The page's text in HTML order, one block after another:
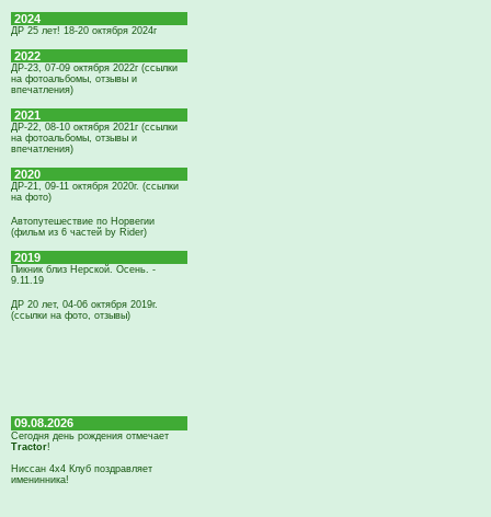
2024
ДР 25 лет! 18-20 октября 2024г
2022
ДР-23, 07-09 октября 2022г (ссылки
на фотоальбомы, отзывы и
впечатления)
2021
ДР-22, 08-10 октября 2021г (ссылки
на фотоальбомы, отзывы и
впечатления)
2020
ДР-21, 09-11 октября 2020г. (ссылки
на фото)
Автопутешествие по Норвегии
(фильм из 6 частей by Rider)
2019
Пикник близ Нерской. Осень. -
9.11.19
ДР 20 лет, 04-06 октября 2019г.
(ссылки на фото, отзывы)
09.08.2026
Сегодня день рождения отмечает
Tractor!
Ниссан 4х4 Клуб поздравляет
именинника!